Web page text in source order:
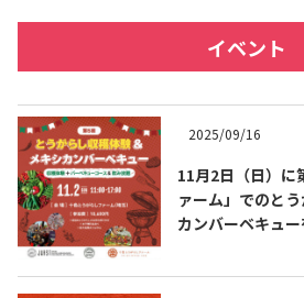
テキーラマーケット
テキーラの飲み方
イベント
2025/09/16
11月2日（日）に
ァーム」でのと
カンバーベキュ